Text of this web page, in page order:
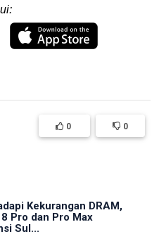
0 0
Kekurangan DRAM,
Pro dan Pro Max
Sul...